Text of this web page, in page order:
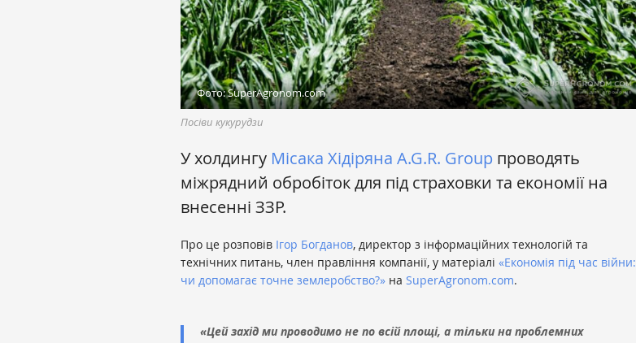
Фото: SuperAgronom.com
Посіви кукурудзи
У холдингу Місака Хідіряна A.G.R. Group проводять
міжрядний обробіток для під страховки та економії на
внесенні ЗЗР.
Про це розповів Ігор Богданов, директор з інформаційних технологій та
технічних питань, член правління компанії, у матеріалі «Економія під час війни:
чи допомагає точне землеробство?» на SuperAgronom.com.
«Цей захід ми проводимо не по всій площі, а тільки на проблемних